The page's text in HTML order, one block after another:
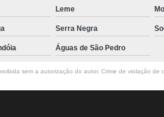
Leme
Serra Negra
Águas de São Pedro
sem a autorização do autor. Crime de violação